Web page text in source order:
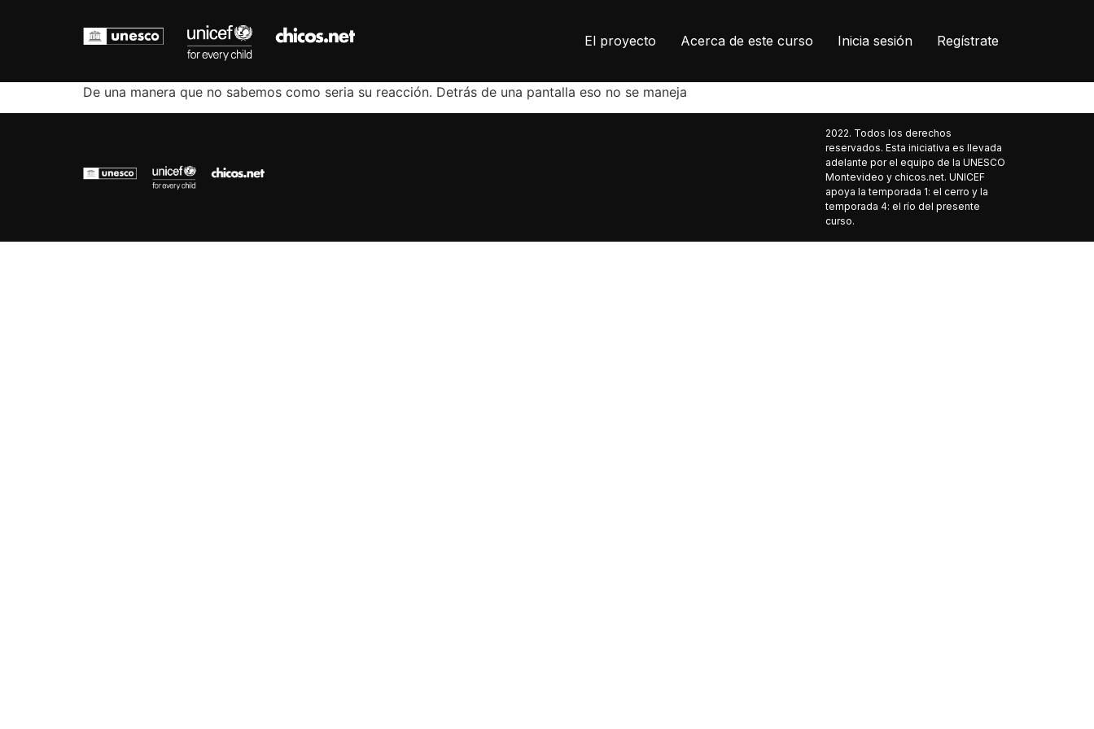
El proyecto Acerca de este curso Inicia sesión Regístrate
De una manera que no sabemos como seria su reacción. Detrás de una pantalla eso no se maneja
2022. Todos los derechos
reservados. Esta iniciativa es llevada
adelante por el equipo de la UNESCO
Montevideo y chicos.net. UNICEF
apoya la temporada 1: el cerro y la
temporada 4: el río del presente
curso.